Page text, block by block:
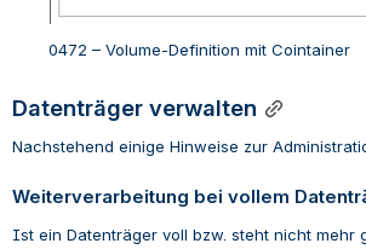
0472 – Volume-Definition mit Cointainer
Datenträger verwalten
Nachstehend einige Hinweise zur
Weiterverarbeitung bei vollem
Ist ein Datenträger voll bzw. steht nicht mehr